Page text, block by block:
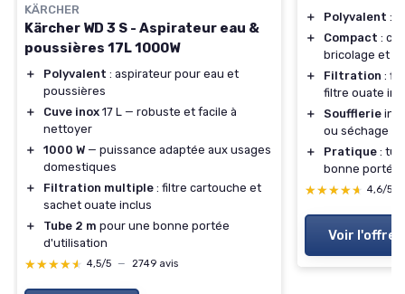
KÄRCHER
Kärcher WD 3 S - Aspirateur eau &
poussières 17L 1000W
＋ Polyvalent : aspirateur pour eau et
poussières
＋
Cuve inox 17 L — robuste et facile à
nettoyer
＋
1000 W — puissance adaptée aux usages
domestiques
＋
Filtration multiple : filtre cartouche et
sachet ouate inclus
＋
Tube 2 m pour une bonne portée
d'utilisation
★★★★★
★★★★★ 4,5/5 — 2749 avis
＋ Polyvalent :
＋
Compact :
bricolage et
＋
Filtration :
filtre ouate
＋
Soufflerie
ou séchage
＋
Pratique :
bonne portée
★★★★★
★★★★★ 4,6/5
Voir l'offre